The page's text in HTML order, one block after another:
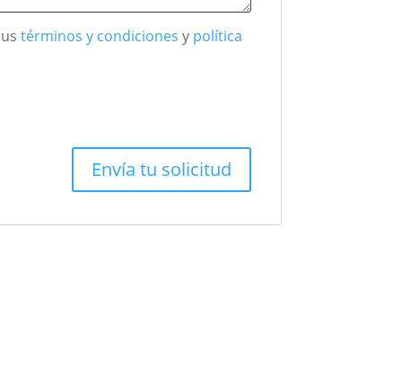
términos y condiciones y política